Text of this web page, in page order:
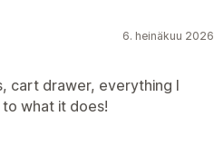
6. heinäkuu 2026
cart drawer, everything I
what it does!